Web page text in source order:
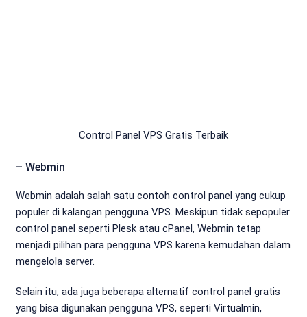
Control Panel VPS Gratis Terbaik
– Webmin
Webmin adalah salah satu contoh control panel yang cukup
populer di kalangan pengguna VPS. Meskipun tidak sepopuler
control panel seperti Plesk atau cPanel, Webmin tetap
menjadi pilihan para pengguna VPS karena kemudahan dalam
mengelola server.
Selain itu, ada juga beberapa alternatif control panel gratis
yang bisa digunakan pengguna VPS, seperti Virtualmin,